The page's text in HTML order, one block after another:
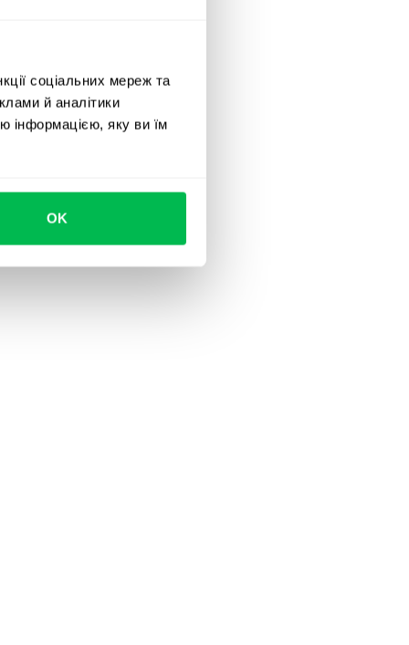
соціальних мереж та
й аналітики
інформацією, яку ви їм
OK
HR-задачі, щоб